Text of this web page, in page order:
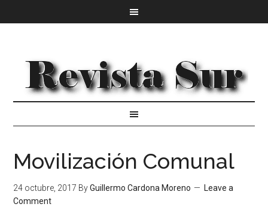
Movilización Comunal
24 octubre, 2017 ByGuillermo Cardona Moreno
Leave a
Comment